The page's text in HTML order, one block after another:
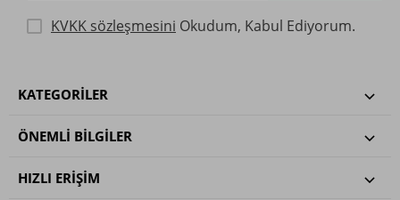
KVKK sözleşmesini Okudum, Kabul Ediyorum.
KATEGORILER
ÖNEMLI BILGILER
HIZLI ERIŞIM